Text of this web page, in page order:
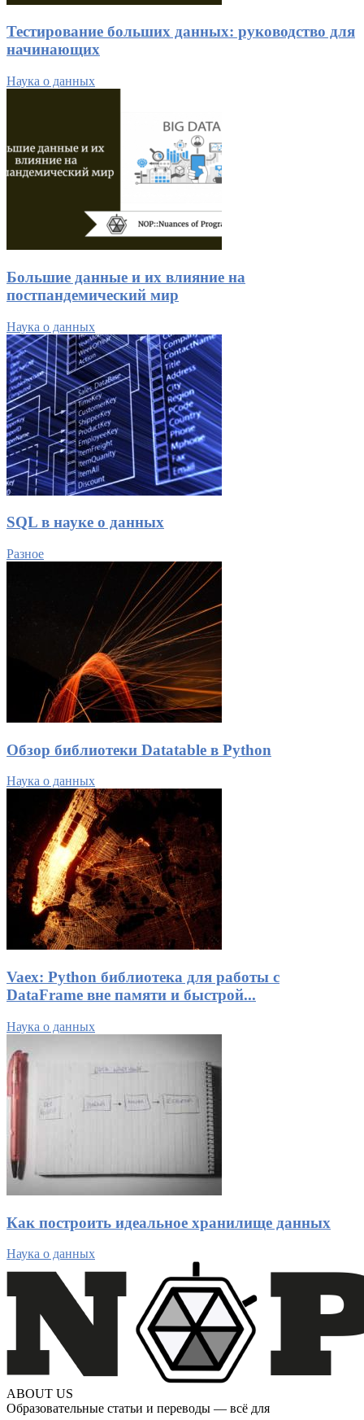
Тестирование больших данных: руководство для
начинающих
Наука о данных
Большие данные и их влияние на
постпандемический мир
Наука о данных
SQL в науке о данных
Разное
Обзор библиотеки Datatable в Python
Наука о данных
Vaex: Python библиотека для работы с
DataFrame вне памяти и быстрой...
Наука о данных
Как построить идеальное хранилище данных
Наука о данных
ABOUT US
Образовательные статьи и переводы — всё для